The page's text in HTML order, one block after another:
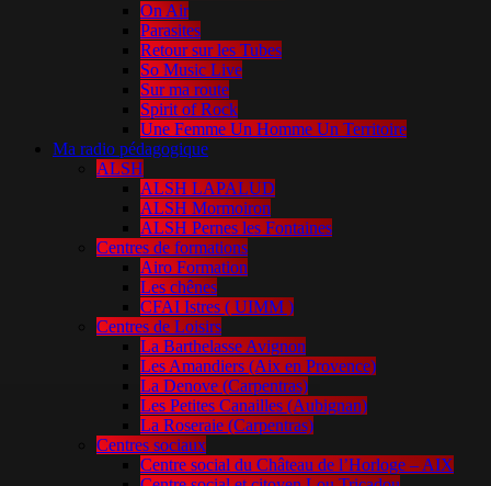
On Air
Parasites
Retour sur les Tubes
So Music Live
Sur ma route
Spirit of Rock
Une Femme Un Homme Un Territoire
Ma radio pédagogique
ALSH
ALSH LAPALUD
ALSH Mormoiron
ALSH Pernes les Fontaines
Centres de formations
Airo Formation
Les chênes
CFAI Istres ( UIMM )
Centres de Loisirs
La Barthelasse Avignon
Les Amandiers (Aix en Provence)
La Denove (Carpentras)
Les Petites Canailles (Aubignan)
La Roseraie (Carpentras)
Centres sociaux
Centre social du Château de l’Horloge – AIX